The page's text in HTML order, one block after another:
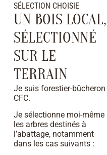
SÉLECTION CHOISIE
UN BOIS LOCAL,
SÉLECTIONNÉ
SUR LE
TERRAIN
Je suis forestier-bûcheron
CFC.
Je sélectionne moi-même
les arbres destinés à
l’abattage, notamment
dans les cas suivants :